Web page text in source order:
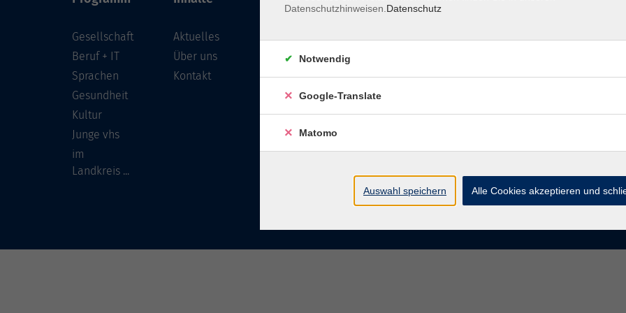
Gesellschaft
Beruf + IT
Sprachen
Gesundheit
Kultur
Junge vhs
im
Landkreis ...
Aktuelles
Über uns
Kontakt
96450 Coburg
info@vhs-coburg.de
Tel: 09561 8825-0
Datenschutzhinweisen. Datenschutz
Notwendig
Google-Translate
Matomo
Auswahl speichern Alle Cookies akzeptieren und